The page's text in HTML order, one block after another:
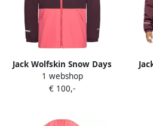
Jack Wolfskin Snow Days
Jacket Kids Winterjack
Kinderen 104 amaranth
1 webshop
€ 100,-